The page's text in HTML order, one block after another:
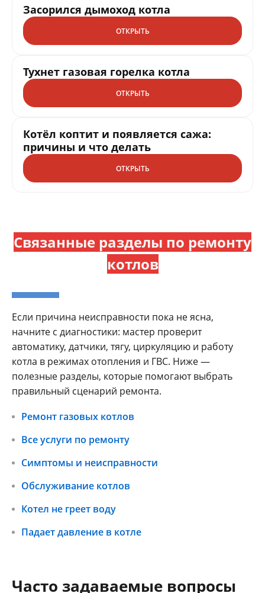
Засорился дымоход котла
ОТКРЫТЬ
Тухнет газовая горелка котла
ОТКРЫТЬ
Котёл коптит и появляется сажа:
причины и что делать
ОТКРЫТЬ
Связанные разделы по ремонту
котлов
Если причина неисправности пока не ясна,
начните с диагностики: мастер проверит
автоматику, датчики, тягу, циркуляцию и работу
котла в режимах отопления и ГВС. Ниже —
полезные разделы, которые помогают выбрать
правильный сценарий ремонта.
Ремонт газовых котлов
Все услуги по ремонту
Симптомы и неисправности
Обслуживание котлов
Котел не греет воду
Падает давление в котле
Часто задаваемые вопросы